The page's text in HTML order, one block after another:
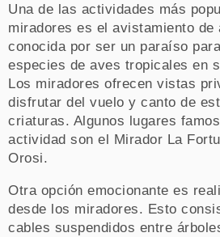
Una de las actividades más
miradores es el avistamiento de
conocida por ser un paraíso
especies de aves tropicales en
Los miradores ofrecen vistas
disfrutar del vuelo y canto de
criaturas. Algunos lugares
actividad son el Mirador La
Orosi.
Otra opción emocionante es
desde los miradores. Esto
cables suspendidos entre